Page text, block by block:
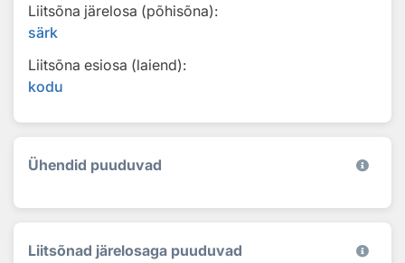
Liitsõna järelosa (põhisõna):
särk
Liitsõna esiosa (laiend):
kodu
Ühendid puuduvad
Liitsõnad järelosaga puuduvad